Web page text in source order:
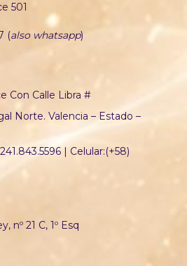
501
(also whatsapp)
Con Calle Libra #
Norte. Valencia – Estado –
| Celular:(+58)
nº 21 C, 1º Esq